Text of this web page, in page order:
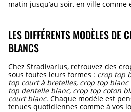
matin jusqu’au soir, en ville comme
LES DIFFÉRENTS MODÈLES DE
BLANCS
Chez Stradivarius, retrouvez des
sous toutes leurs formes : crop top
top court à bretelles, crop top blanc
top dentelle blanc, crop top coton
court blanc. Chaque modèle est
tenues quotidiennes comme à vos